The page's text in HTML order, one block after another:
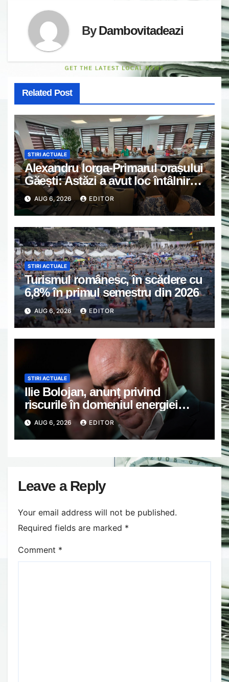
ByDambovitadeazi
Related Post
STIRI ACTUALE
Alexandru Iorga-Primarul orașului
Găești: Astăzi a avut loc întâlnirea
de lucru cu reprezentanții
asociațiilor de proprietari din
Găești.
AUG 6, 2026 EDITOR
STIRI ACTUALE
Turismul românesc, în scădere cu
6,8% în primul semestru din 2026
AUG 6, 2026 EDITOR
STIRI ACTUALE
Ilie Bolojan, anunț privind
riscurile în domeniul energiei
electrice. Ce a decis Guvernul
AUG 6, 2026 EDITOR
Leave a Reply
Your email address will not be published.
Required fields are marked *
Comment *